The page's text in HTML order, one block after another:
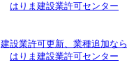
はりま建設業許可センター
建設業許可更新、業種追加なら
はりま建設業許可センター